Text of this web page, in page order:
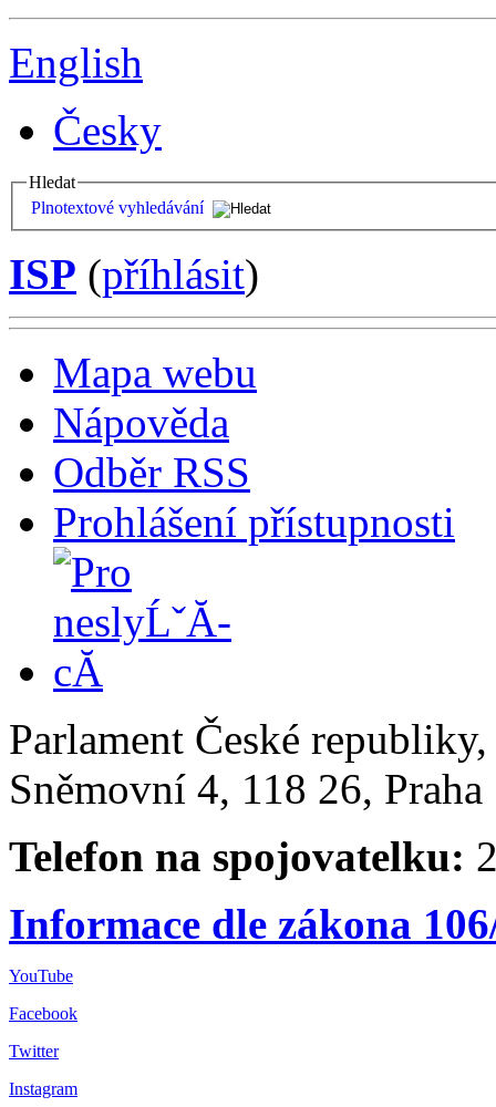
English
Česky
Hledat
Plnotextové vyhledávání
ISP (příhlásit)
Mapa webu
Nápověda
Odběr RSS
Prohlášení přístupnosti
Parlament České
Sněmovní 4, 118 26,
Telefon na spojovatelku:
Informace dle zákona
YouTube
Facebook
Twitter
Instagram